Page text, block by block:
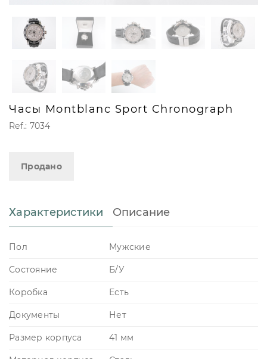
Часы Montblanc Sport Chronograph
Ref.: 7034
Продано
Характеристики Описание
Пол Мужские
Состояние Б/У
Коробка Есть
Документы Нет
Размер корпуса 41 мм